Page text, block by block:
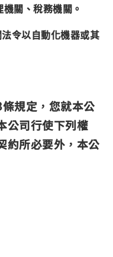
關、稅務機關。
令以自動化機器或其
規定，您就本公
公司行使下列權
約所必要外，本公